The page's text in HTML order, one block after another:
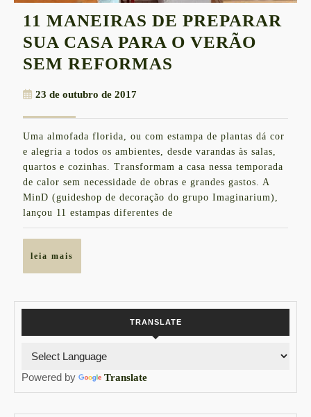
11 MANEIRAS DE PREPARAR
SUA CASA PARA O VERÃO
SEM REFORMAS
PREPARAR
SUA
CASA
PARA
O
VERÃO
23 de outubro de 201723
de
2017
Uma almofada florida, ou com estampa de plantas dá cor
e alegria a todos os ambientes, desde varandas às salas,
quartos e cozinhas. Transformam a casa nessa temporada
de calor sem necessidade de obras e grandes gastos. A
MinD (guideshop de decoração do grupo Imaginarium),
lançou 11 estampas diferentes de
leia mais
TRANSLATE
Powered by Translate